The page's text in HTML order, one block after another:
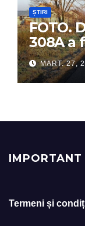
ȘTIRI
FOTO.
308A a
MART. 27,
IMPORTANT
Termeni și